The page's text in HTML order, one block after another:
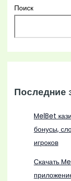
Поиск
Последние
MelBet
бонусы,
игроков
Скачать